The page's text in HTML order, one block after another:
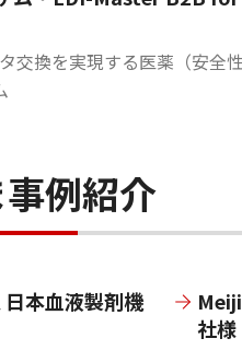
交換を実現する医薬（安全性
例紹介
本血液製剤機
社様